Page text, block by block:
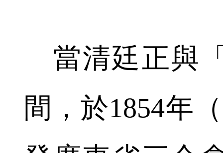
當清廷正與
間，於1854年